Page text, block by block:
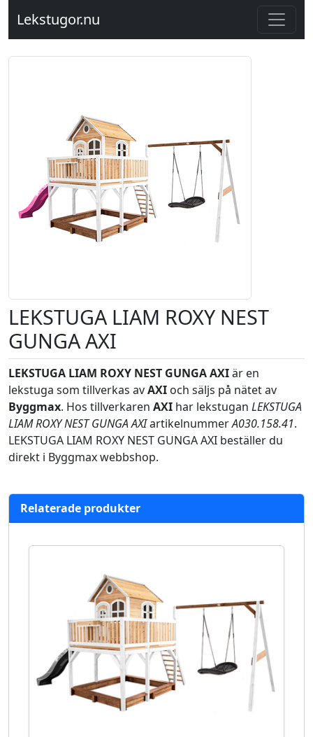
Lekstugor.nu
LEKSTUGA LIAM ROXY NEST
GUNGA AXI
LEKSTUGA LIAM ROXY NEST GUNGA AXIär en
lekstuga som tillverkas avAXI och säljs på nätet av
Byggmax. Hos tillverkaren AXI har lekstugan LEKSTUGA
LIAM ROXY NEST GUNGA AXIartikelnummerA030.158.41.
LEKSTUGA LIAM ROXY NEST GUNGA AXI beställer du
direkt i Byggmax webbshop.
Relaterade produkter